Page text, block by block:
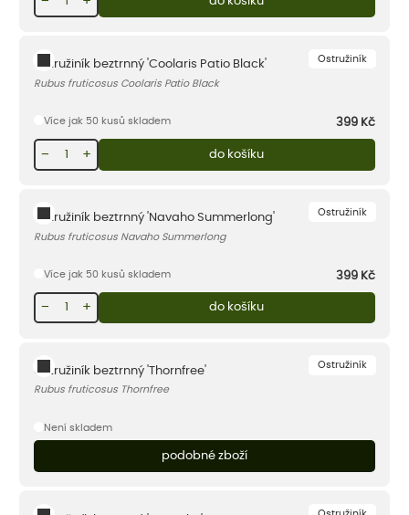
Ostružiník
Ostružiník beztrnný 'Coolaris Patio Black'
Rubus fruticosus Coolaris Patio Black
Více jak 50 kusů skladem 399 Kč
+
− do košíku
Ostružiník
Ostružiník beztrnný 'Navaho Summerlong'
Rubus fruticosus Navaho Summerlong
Více jak 50 kusů skladem 399 Kč
+
− do košíku
Ostružiník
Ostružiník beztrnný 'Thornfree'
Rubus fruticosus Thornfree
Není skladem
podobné zboží